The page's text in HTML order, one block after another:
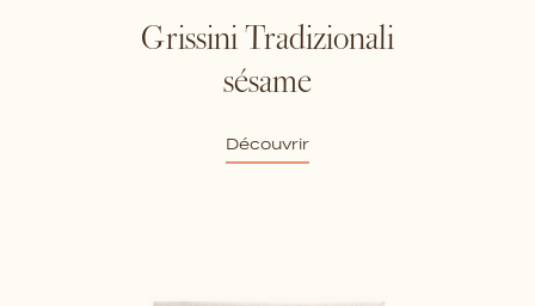
Grissini Tradizionali
sésame
Découvrir